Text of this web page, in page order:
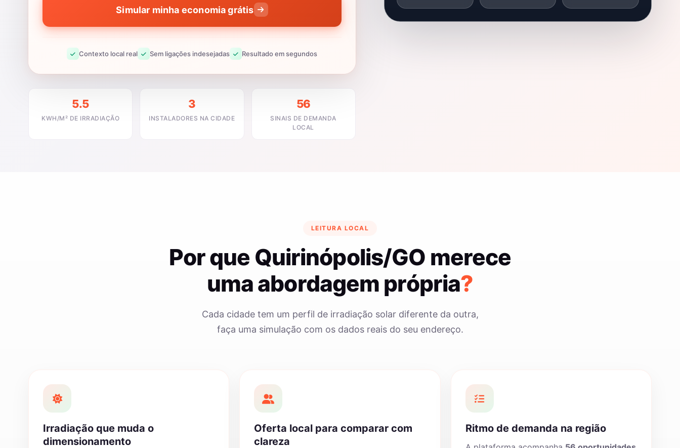
Simular minha economia grátis
Contexto local real Sem ligações indesejadas Resultado em segundos
5.5
KWH/M² DE IRRADIAÇÃO
3
INSTALADORES NA CIDADE
56
SINAIS DE DEMANDA
LOCAL
LEITURA LOCAL
Por que Quirinópolis/GO merece
uma abordagem própria?
Cada cidade tem um perfil de irradiação solar diferente da outra,
faça uma simulação com os dados reais do seu endereço.
Irradiação que muda o
dimensionamento
Oferta local para comparar com
clareza
Ritmo de demanda na região